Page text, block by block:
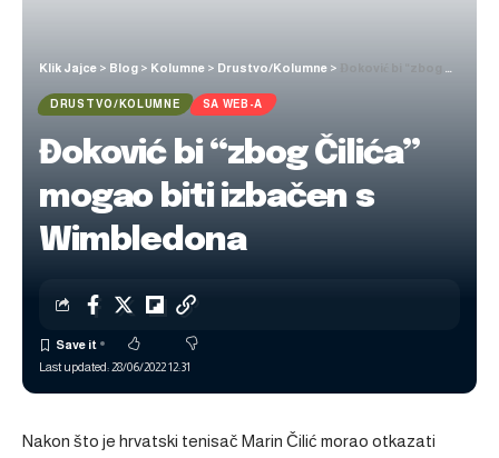
Klik Jajce > Blog > Kolumne > Drustvo/Kolumne >
DRUSTVO/KOLUMNE SA WEB-A
Đoković bi “zbog Čilića”
mogao biti izbačen s
Wimbledona
Last updated: 28/06/2022 12:31
Nakon što je hrvatski tenisač Marin Čilić morao otkazati